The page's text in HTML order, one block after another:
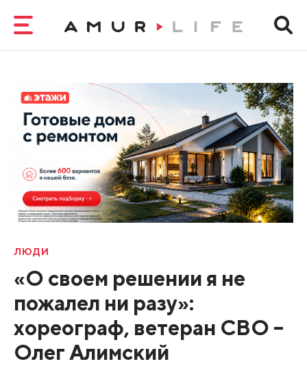
ЛЮДИ
«О своем решении я не
пожалел ни разу»:
хореограф, ветеран СВО –
Олег Алимский